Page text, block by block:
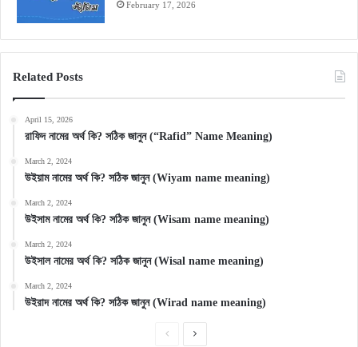
February 17, 2026
Related Posts
April 15, 2026
রাফিদ নামের অর্থ কি? সঠিক জানুন (“Rafid” Name Meaning)
March 2, 2024
উইয়াম নামের অর্থ কি? সঠিক জানুন (Wiyam name meaning)
March 2, 2024
উইসাম নামের অর্থ কি? সঠিক জানুন (Wisam name meaning)
March 2, 2024
উইসাল নামের অর্থ কি? সঠিক জানুন (Wisal name meaning)
March 2, 2024
উইরাদ নামের অর্থ কি? সঠিক জানুন (Wirad name meaning)
PreviousNext